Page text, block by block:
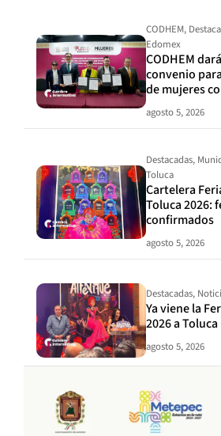
CODHEM,
Edomex
CODHEM
convenio
de mujeres
agosto 5, 2026
Destacadas,
Toluca
Cartelera
Toluca 2026:
confirmados
agosto 5, 2026
Destacadas,
Ya viene la
2026 a Toluca
agosto 5, 2026